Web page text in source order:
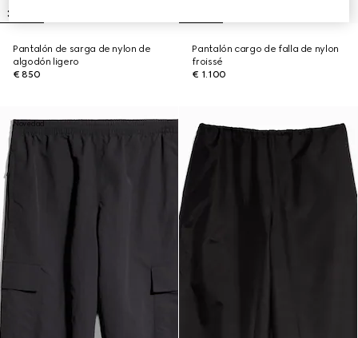
Pantalón de sarga de nylon de
algodón ligero
€ 850
Pantalón cargo de falla de nylon
froissé
€ 1.100
Novedad